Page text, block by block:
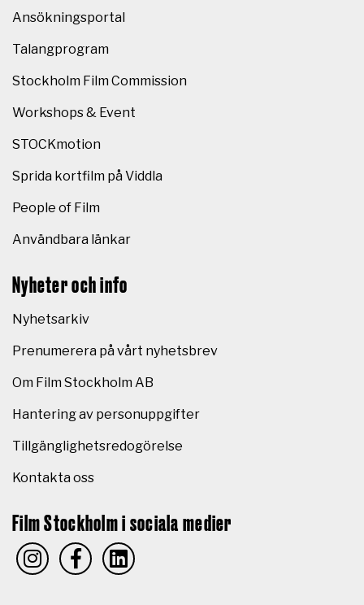
Ansökningsportal
Talangprogram
Stockholm Film Commission
Workshops & Event
STOCKmotion
Sprida kortfilm på Viddla
People of Film
Användbara länkar
Nyheter och info
Nyhetsarkiv
Prenumerera på vårt nyhetsbrev
Om Film Stockholm AB
Hantering av personuppgifter
Tillgänglighetsredogörelse
Kontakta oss
Film Stockholm i sociala medier